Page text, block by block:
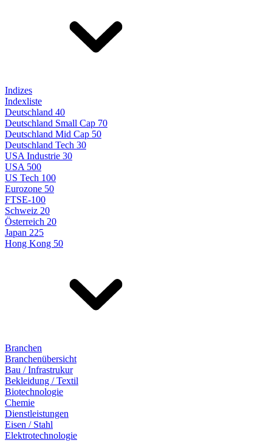
Indizes
Indexliste
Deutschland 40
Deutschland Small Cap 70
Deutschland Mid Cap 50
Deutschland Tech 30
USA Industrie 30
USA 500
US Tech 100
Eurozone 50
FTSE-100
Schweiz 20
Österreich 20
Japan 225
Hong Kong 50
Branchen
Branchenübersicht
Bau / Infrastrukur
Bekleidung / Textil
Biotechnologie
Chemie
Dienstleistungen
Eisen / Stahl
Elektrotechnologie